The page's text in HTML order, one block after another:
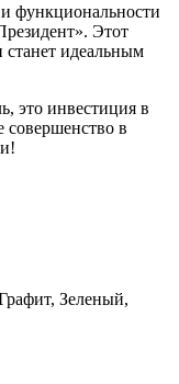
и функциональности
Этот
станет идеальным
это инвестиция в
в
Зеленый,